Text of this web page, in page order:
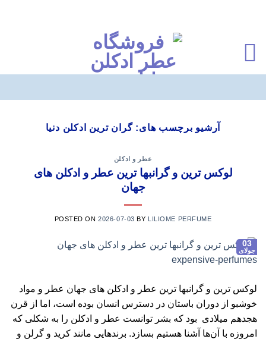
آرشیو برچسب های:گران ترین ادکلن دنیا
عطر و ادکلن
لوکس ترین و گرانبها ترین عطر و ادکلن های
جهان
POSTED ON2026-07-03 BY LILIOME PERFUME
03
جولای
لوکس ترین و گرانبها ترین عطر و ادکلن های جهان عطر و مواد
خوشبو از دوران باستان در دسترس انسان بوده است، اما از قرن
هجدهم میلادی بود که بشر توانست عطر و ادکلن را به شکلی که
امروزه با آن‌ها آشنا هستیم بسازد. برندهایی مانند کرید و گرلن و